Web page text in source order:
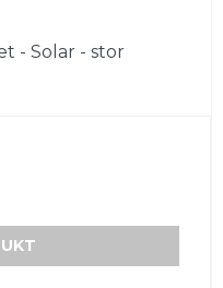
- Solar - stor